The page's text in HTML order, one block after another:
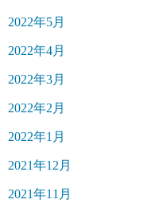
2022年5月
2022年4月
2022年3月
2022年2月
2022年1月
2021年12月
2021年11月